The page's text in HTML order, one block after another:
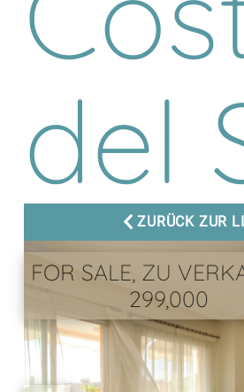
del
ZURÜCK ZUR
FOR SALE, ZU
299,000